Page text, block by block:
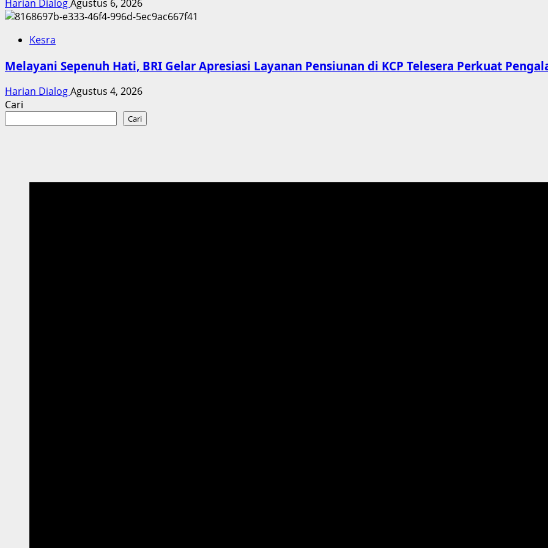
Harian DialogAgustus 6, 2026
Kesra
Melayani Sepenuh Hati, BRI Gelar Apresiasi Layanan Pensiunan di KCP Telesera Perkuat
Harian DialogAgustus 4, 2026
Cari
Cari